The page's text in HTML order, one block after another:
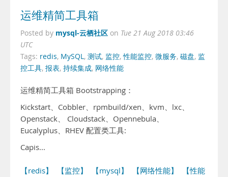
运维精简工具箱
Posted by mysql-云栖社区 on Tue 21 Aug 2018 03:46
UTC
Tags: redis, MySQL, 测试, 监控,性能监控, 微服务, 磁盘, 监
控工具, 报表, 持续集成, 网络性能
运维精简工具箱 Bootstrapping：
Kickstart、Cobbler、rpmbuild/xen、kvm、lxc、
Openstack、 Cloudstack、Opennebula、
Eucalyplus、RHEV 配置类工具:
Capis...
【redis】 【监控】 【mysql】 【网络性能】 【性能